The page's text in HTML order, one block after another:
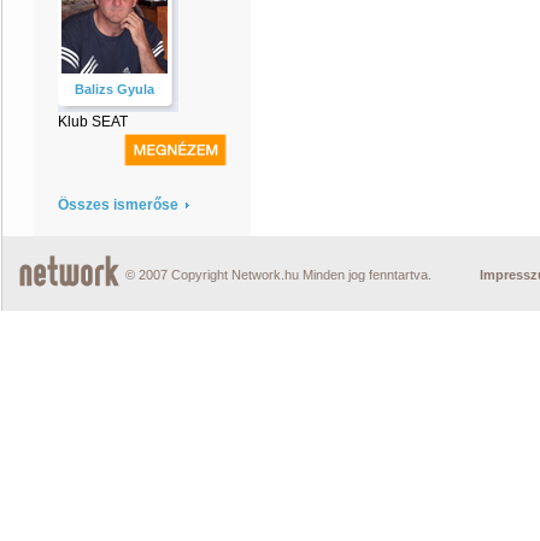
Balizs Gyula
Klub SEAT
Összes ismerőse
© 2007 Copyright Network.hu Minden jog fenntartva.